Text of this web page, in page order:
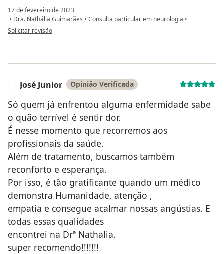
17 de fevereiro de 2023
• Dra. Nathália Guimarães • Consulta particular em neurologia •
na opinião do utilizador Cristiani
Solicitar revisão
José Junior Opinião Verificada
Só quem já enfrentou alguma enfermidade sabe
o quão terrível é sentir dor.
É nesse momento que recorremos aos
profissionais da saúde.
Além de tratamento, buscamos também
reconforto e esperança.
Por isso, é tão gratificante quando um médico
demonstra Humanidade, atenção ,
empatia e consegue acalmar nossas angústias. E
todas essas qualidades
encontrei na Drª Nathalia.
super recomendo!!!!!!!